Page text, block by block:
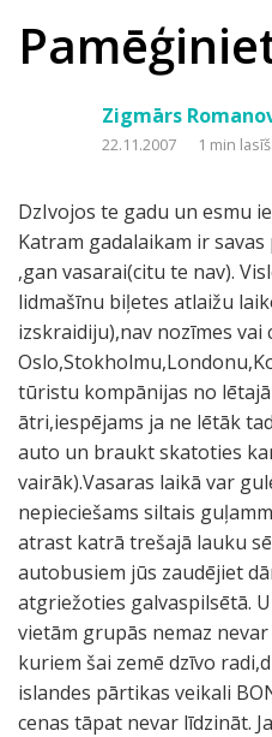
Zigmārs
22.11.2007 1 min
DzIvojos te gadu un esmu
Katram gadalaikam ir
,gan vasarai(citu te nav).
lidmašīnu biļetes atlaižu
izskraidiju),nav nozīmes vai
tūristu kompānijas no
ātri,iespējams ja ne lētāk
auto un braukt skatoties
vairāk).Vasaras laikā var
nepieciešams siltais
atrast katrā trešajā lauku
autobusiem jūs zaudējiet
atgriežoties galvaspilsētā.
vietām grupās nemaz
kuriem šai zemē dzīvo
islandes pārtikas veikali
cenas tāpat nevar līdzināt.